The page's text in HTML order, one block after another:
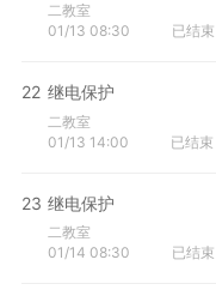
二教室
01/13 08:30
已结束
22 继电保护
二教室
01/13 14:00
已结束
23 继电保护
二教室
01/14 08:30
已结束